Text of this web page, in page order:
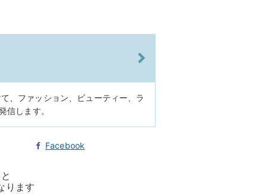
、ファッション、ビューティー、ラ
信します。
Facebook
ります